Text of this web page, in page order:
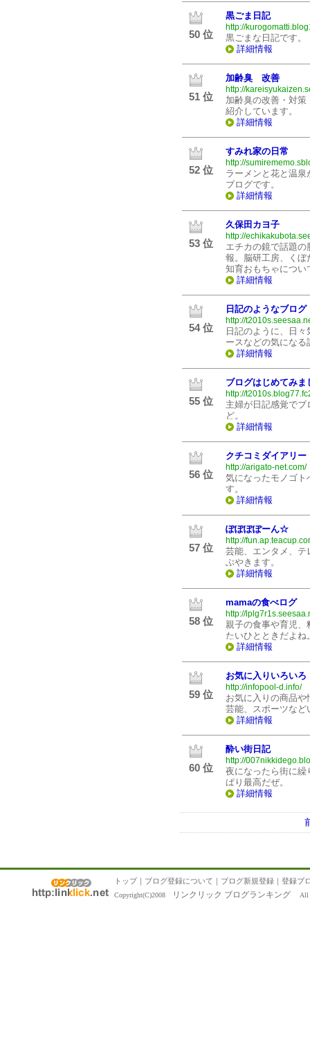
50 位
黒ごま日記
http://
黒ごまな日記です。
詳細情報
51 位
加齢臭 改善
http://
加齢臭の改善・対
紹介しています。
詳細情報
52 位
すみれ家の日常
http://
ラーメンと花と温
ブログです。
詳細情報
53 位
久保田カヨ子
http://
エチカの鏡で話題
報。脳研工房、くぼ
知育おもちゃについ
詳細情報
54 位
日記のようなブログ
http://
日記のように、日
ースなどの気になる
詳細情報
55 位
ブログはじめてみま
http://
主婦が日記感覚で
ど。
詳細情報
56 位
クチコミダイアリー
http://arigato-net.com/
気になったモノゴト
す。
詳細情報
57 位
ぽぽぽぽーん☆
http://
芸能、エンタメ、テ
ぶやきます。
詳細情報
58 位
mamaの食べログ
http://
親子の食事や育児、
たいひとときだよね
詳細情報
59 位
お気に入りいろいろ
http://infopool-d.info/
お気に入りの商品
芸能、スポーツなど
詳細情報
60 位
酔い街日記
http://
夜になったら街に繰
ぱり最高だぜ。
詳細情報
トップ｜ ブログ登録について ｜ ブログ新規登録 ｜ 登録ブ
Copyright(C)2008 リンクリック ブログランキング All